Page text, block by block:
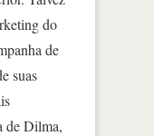
do
de
suas
de Dilma,